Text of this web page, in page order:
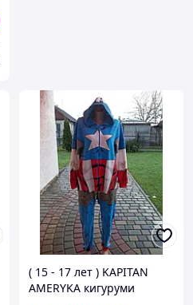
( 15 - 17 лет ) KAPITAN
AMERYKA кигуруми